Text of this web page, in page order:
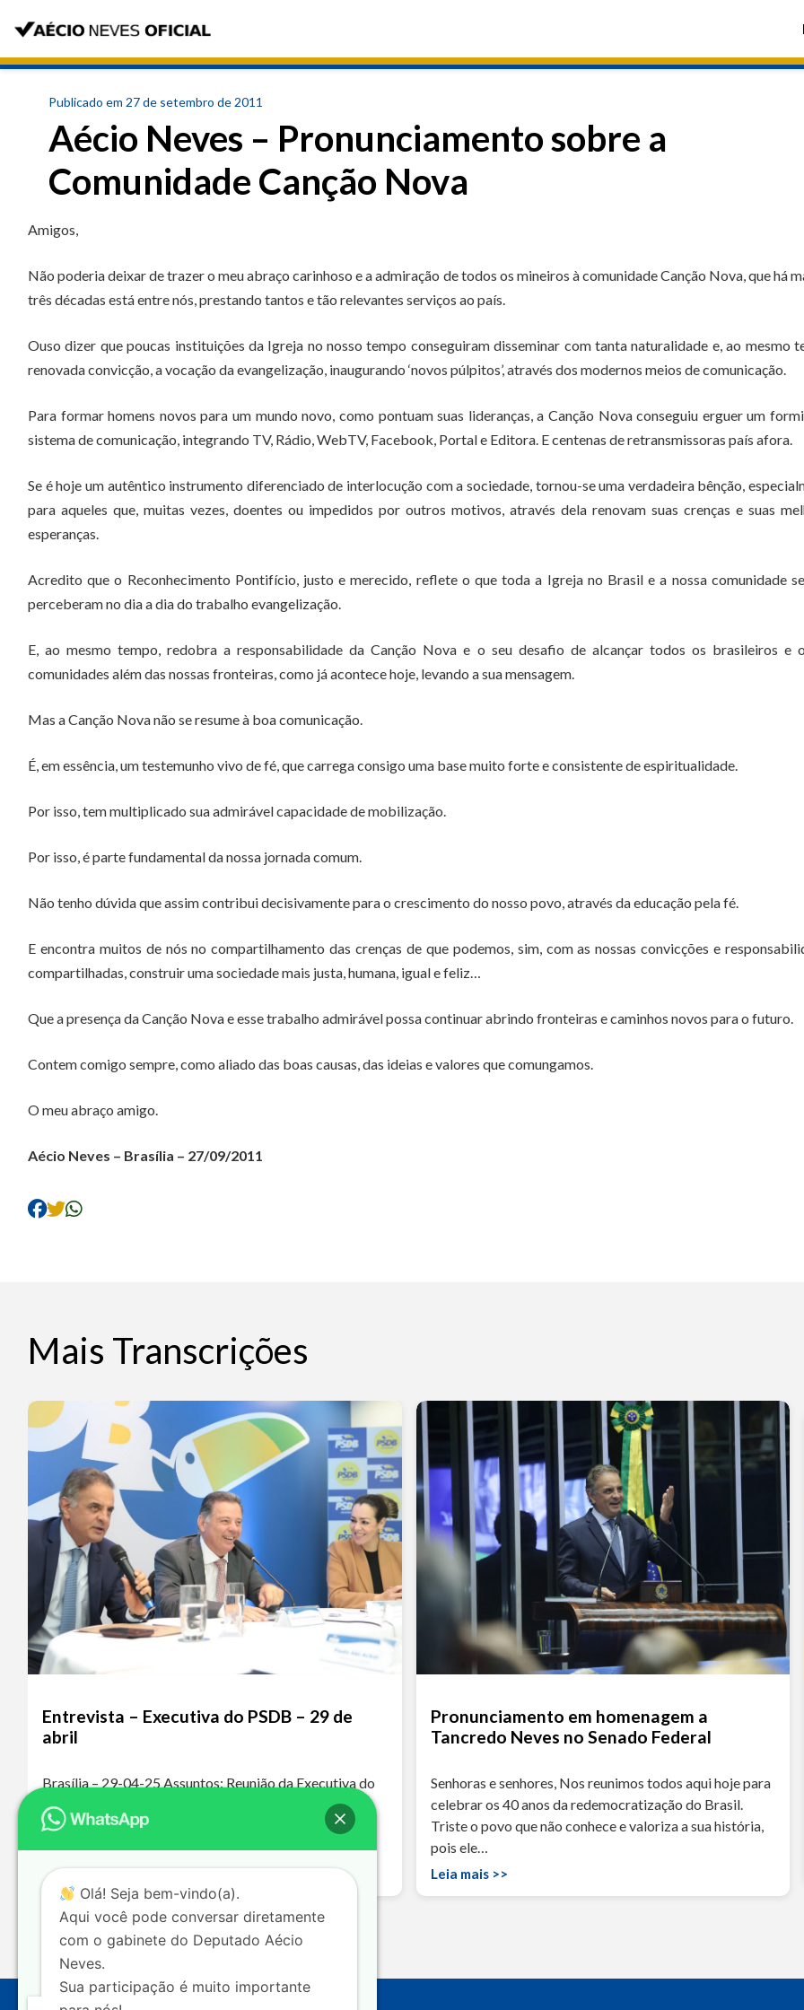
Publicado em 27 de setembro de 2011
Aécio Neves – Pronunciamento sobre a
Comunidade Canção Nova
Amigos,
Não poderia deixar de trazer o meu abraço carinhoso e a admiração de todos os mineiros à comunidade Canção Nova, que há
três décadas está entre nós, prestando tantos e tão relevantes serviços ao país.
Ouso dizer que poucas instituições da Igreja no nosso tempo conseguiram disseminar com tanta naturalidade e, ao mesmo
renovada convicção, a vocação da evangelização, inaugurando ‘novos púlpitos’, através dos modernos meios de comunicação.
Para formar homens novos para um mundo novo, como pontuam suas lideranças, a Canção Nova conseguiu erguer um
sistema de comunicação, integrando TV, Rádio, WebTV, Facebook, Portal e Editora. E centenas de retransmissoras país afora.
Se é hoje um autêntico instrumento diferenciado de interlocução com a sociedade, tornou-se uma verdadeira bênção,
para aqueles que, muitas vezes, doentes ou impedidos por outros motivos, através dela renovam suas crenças e suas
esperanças.
Acredito que o Reconhecimento Pontifício, justo e merecido, reflete o que toda a Igreja no Brasil e a nossa comunidade
perceberam no dia a dia do trabalho evangelização.
E, ao mesmo tempo, redobra a responsabilidade da Canção Nova e o seu desafio de alcançar todos os brasileiros e
comunidades além das nossas fronteiras, como já acontece hoje, levando a sua mensagem.
Mas a Canção Nova não se resume à boa comunicação.
É, em essência, um testemunho vivo de fé, que carrega consigo uma base muito forte e consistente de espiritualidade.
Por isso, tem multiplicado sua admirável capacidade de mobilização.
Por isso, é parte fundamental da nossa jornada comum.
Não tenho dúvida que assim contribui decisivamente para o crescimento do nosso povo, através da educação pela fé.
E encontra muitos de nós no compartilhamento das crenças de que podemos, sim, com as nossas convicções e
compartilhadas, construir uma sociedade mais justa, humana, igual e feliz…
Que a presença da Canção Nova e esse trabalho admirável possa continuar abrindo fronteiras e caminhos novos para o futuro.
Contem comigo sempre, como aliado das boas causas, das ideias e valores que comungamos.
O meu abraço amigo.
Aécio Neves – Brasília – 27/09/2011
Mais Transcrições
Entrevista – Executiva do PSDB – 29 de
abril
Brasília – 29-04-25 Assuntos: Reunião da Executiva do
PSDB – Fusão PSDB/Podemos Ouça o áudio da
entrevista A ausência do PSDB nos grandes debates
nacionais levou a essa polarização extremamente…
Leia mais >>
Pronunciamento em homenagem a
Tancredo Neves no Senado Federal
Senhoras e senhores, Nos reunimos todos aqui hoje para
celebrar os 40 anos da redemocratização do Brasil.
Triste o povo que não conhece e valoriza a sua história,
pois ele…
Leia mais >>
Olá! Seja bem-vindo(a).
Aqui você pode conversar diretamente
com o gabinete do Deputado Aécio
Neves.
Sua participação é muito importante